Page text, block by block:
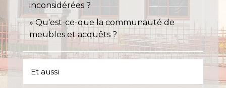
inconsidérées ?
Qu'est-ce-que la communauté de
meubles et acquêts ?
Et aussi